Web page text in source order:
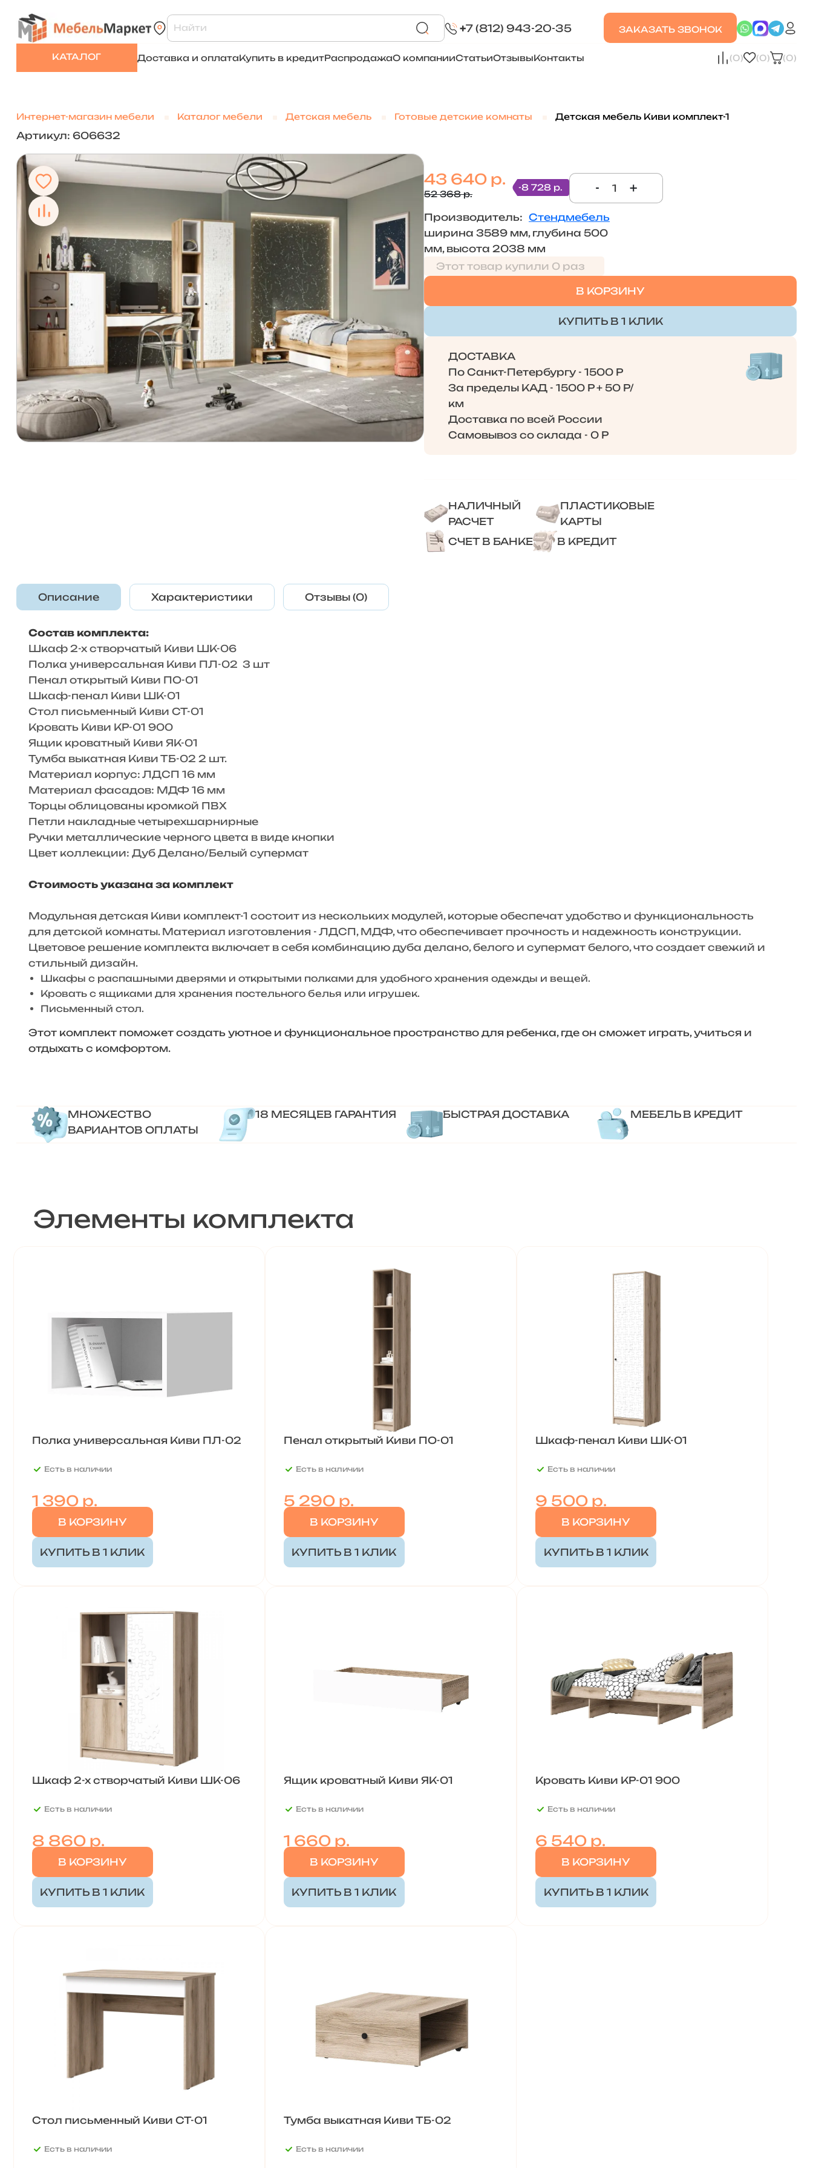
+7 (812) 943-20-35 ЗАКАЗАТЬ ЗВОНОК
КАТАЛОГ Доставка и оплатаКупить в кредитРаспродажаО компанииСтатьиОтзывыКонтакты (0) (0) (0)
Интернет-магазин мебели Каталог мебели Детская мебель Готовые детские комнаты Детская мебель Киви комплект-1
Артикул: 606632
43 640 р.
52 368 р.
-8 728 р. - +
Производитель: Стендмебель
ширина 3589 мм, глубина 500
мм, высота 2038 мм
Этот товар купили 0 раз
В КОРЗИНУ
КУПИТЬ В 1 КЛИК
ДОСТАВКА
По Санкт-Петербургу - 1500 Р
За пределы КАД - 1500 Р + 50 Р/
км
Доставка по всей России
Самовывоз со склада - 0 Р
НАЛИЧНЫЙ
РАСЧЕТ
ПЛАСТИКОВЫЕ
КАРТЫ
СЧЕТ В БАНКЕ
В КРЕДИТ
Описание Характеристики Отзывы (0)
Состав комплекта:
Шкаф 2-х створчатый Киви ШК-06
Полка универсальная Киви ПЛ-02 3 шт
Пенал открытый Киви ПО-01
Шкаф-пенал Киви ШК-01
Стол письменный Киви СТ-01
Кровать Киви КР-01 900
Ящик кроватный Киви ЯК-01
Тумба выкатная Киви ТБ-02 2 шт.
Материал корпус: ЛДСП 16 мм
Материал фасадов: МДФ 16 мм
Торцы облицованы кромкой ПВХ
Петли накладные четырехшарнирные
Ручки металлические черного цвета в виде кнопки
Цвет коллекции: Дуб Делано/Белый супермат
Стоимость указана за комплект
Модульная детская Киви комплект-1 состоит из нескольких модулей, которые обеспечат удобство и функциональность
для детской комнаты. Материал изготовления - ЛДСП, МДФ, что обеспечивает прочность и надежность конструкции.
Цветовое решение комплекта включает в себя комбинацию дуба делано, белого и супермат белого, что создает свежий и
стильный дизайн.
Шкафы с распашными дверями и открытыми полками для удобного хранения одежды и вещей.
Кровать с ящиками для хранения постельного белья или игрушек.
Письменный стол.
Этот комплект поможет создать уютное и функциональное пространство для ребенка, где он сможет играть, учиться и
отдыхать с комфортом.
МНОЖЕСТВО
ВАРИАНТОВ ОПЛАТЫ
18 МЕСЯЦЕВ ГАРАНТИЯ БЫСТРАЯ ДОСТАВКА МЕБЕЛЬ В КРЕДИТ
Элементы комплекта
Полка универсальная Киви ПЛ-02
Есть в наличии
1 390 р.
В КОРЗИНУ
КУПИТЬ В 1 КЛИК
Пенал открытый Киви ПО-01
Есть в наличии
5 290 р.
В КОРЗИНУ
КУПИТЬ В 1 КЛИК
Шкаф-пенал Киви ШК-01
Есть в наличии
9 500 р.
В КОРЗИНУ
КУПИТЬ В 1 КЛИК
Шкаф 2-х створчатый Киви ШК-06
Есть в наличии
8 860 р.
В КОРЗИНУ
КУПИТЬ В 1 КЛИК
Ящик кроватный Киви ЯК-01
Есть в наличии
1 660 р.
В КОРЗИНУ
КУПИТЬ В 1 КЛИК
Кровать Киви КР-01 900
Есть в наличии
6 540 р.
В КОРЗИНУ
КУПИТЬ В 1 КЛИК
Стол письменный Киви СТ-01
Есть в наличии
Тумба выкатная Киви ТБ-02
Есть в наличии